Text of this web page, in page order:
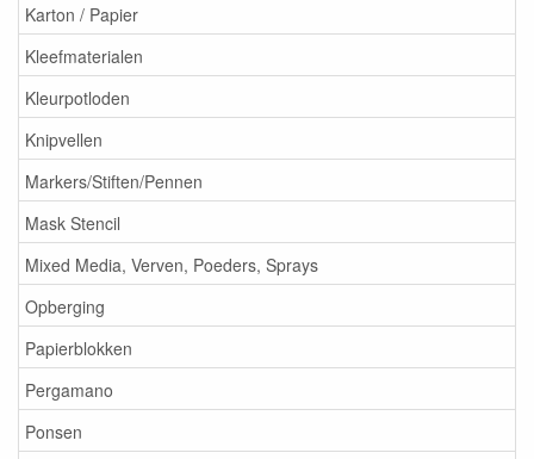
Karton / Papier
Kleefmaterialen
Kleurpotloden
Knipvellen
Markers/Stiften/Pennen
Mask Stencil
Mixed Media, Verven, Poeders, Sprays
Opberging
Papierblokken
Pergamano
Ponsen